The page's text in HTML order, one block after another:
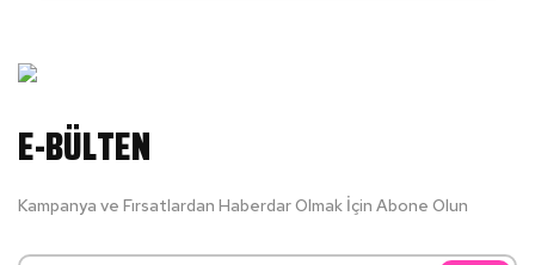
E-BÜLTEN
Kampanya ve Fırsatlardan Haberdar Olmak İçin Abone Olun